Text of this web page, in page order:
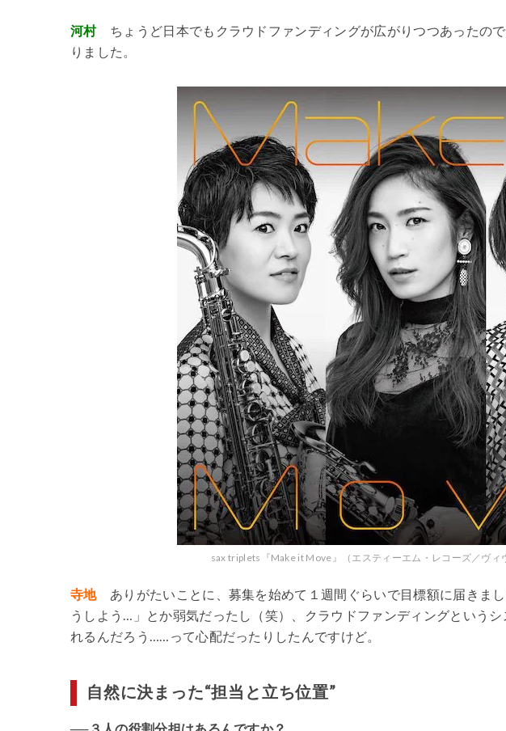
河村ちょうど日本でもクラウドファンディングが広がりつつあったの
りました。
sax triplets『Make it Move』（エスティーエム・レコーズ／ヴィ
寺地ありがたいことに、募集を始めて１週間ぐらいで目標額に届きま
うしよう…」とか弱気だったし（笑）、クラウドファンディングという
れるんだろう……って心配だったりしたんですけど。
自然に決まった“担当と立ち位置”